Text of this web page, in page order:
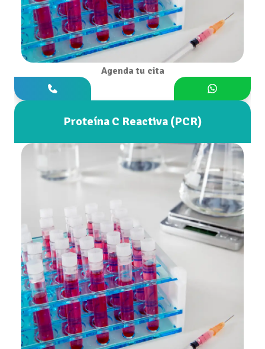
Agenda tu cita
Proteína C Reactiva (PCR)